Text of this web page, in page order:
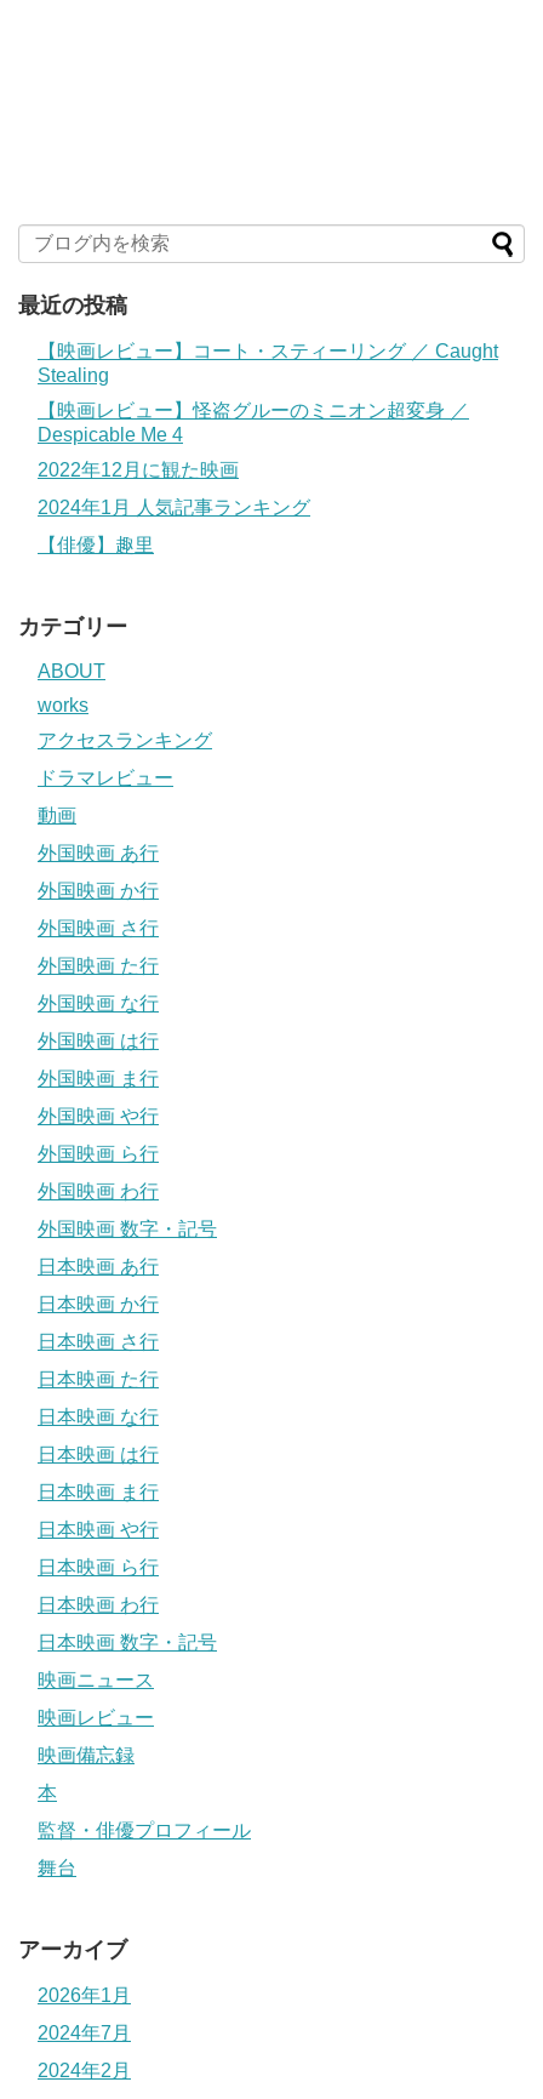
最近の投稿
【映画レビュー】コート・スティーリング ／ Caught
Stealing
【映画レビュー】怪盗グルーのミニオン超変身 ／
Despicable Me 4
2022年12月に観た映画
2024年1月 人気記事ランキング
【俳優】趣里
カテゴリー
ABOUT
works
アクセスランキング
ドラマレビュー
動画
外国映画 あ行
外国映画 か行
外国映画 さ行
外国映画 た行
外国映画 な行
外国映画 は行
外国映画 ま行
外国映画 や行
外国映画 ら行
外国映画 わ行
外国映画 数字・記号
日本映画 あ行
日本映画 か行
日本映画 さ行
日本映画 た行
日本映画 な行
日本映画 は行
日本映画 ま行
日本映画 や行
日本映画 ら行
日本映画 わ行
日本映画 数字・記号
映画ニュース
映画レビュー
映画備忘録
本
監督・俳優プロフィール
舞台
アーカイブ
2026年1月
2024年7月
2024年2月